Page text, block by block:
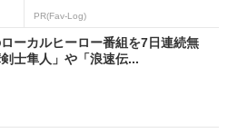
PR(Fav-Log)
ーカルヒーロー番組を7日連続無
士隼人」や「浪速伝...